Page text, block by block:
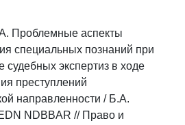
Проблемные аспекты
специальных познаний при
судебных экспертиз в ходе
преступлений
направленности / Б.А.
NDBBAR // Право и